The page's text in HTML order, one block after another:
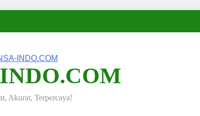
Akurat, Terpercaya!